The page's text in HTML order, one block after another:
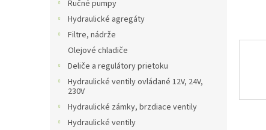
Ručné pumpy
Hydraulické agregáty
Filtre, nádrže
Olejové chladiče
Deliče a regulátory prietoku
Hydraulické ventily ovládané 12V, 24V,
230V
Hydraulické zámky, brzdiace ventily
Hydraulické ventily